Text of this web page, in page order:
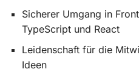
Sicherer Umgang in
TypeScript und React
Leidenschaft für die
Ideen